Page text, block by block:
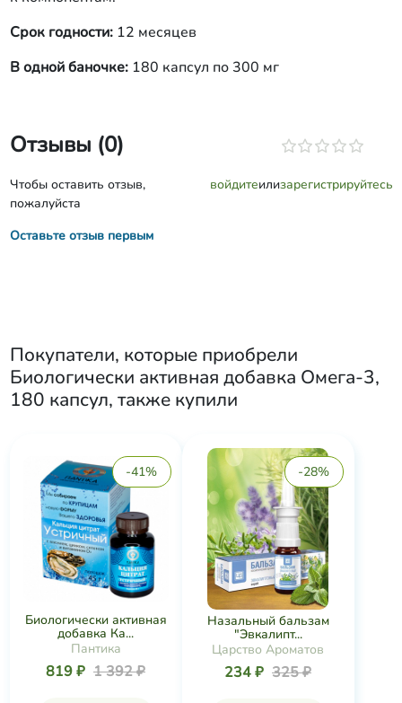
Срок годности:12 месяцев
В одной баночке:180 капсул по 300 мг
Отзывы (0)
Чтобы оставить отзыв,
пожалуйста
войдитеилизарегистрируйтесь
Оставьте отзыв первым
Покупатели, которые приобрели
Биологически активная добавка Омега-3,
180 капсул, также купили
-41%
Биологически активная
добавка Ка...
Пантика
819 ₽ 1 392 ₽
-28%
Назальный бальзам
"Эвкалипт...
Царство Ароматов
234 ₽ 325 ₽